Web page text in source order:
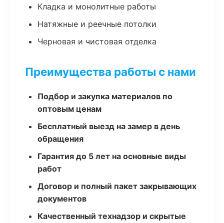
Кладка и монолитные работы
Натяжные и реечные потолки
Черновая и чистовая отделка
Преимущества работы с нами
Подбор и закупка материалов по
оптовым ценам
Бесплатный выезд на замер в день
обращения
Гарантия до 5 лет на основные виды
работ
Договор и полный пакет закрывающих
документов
Качественный технадзор и скрытые